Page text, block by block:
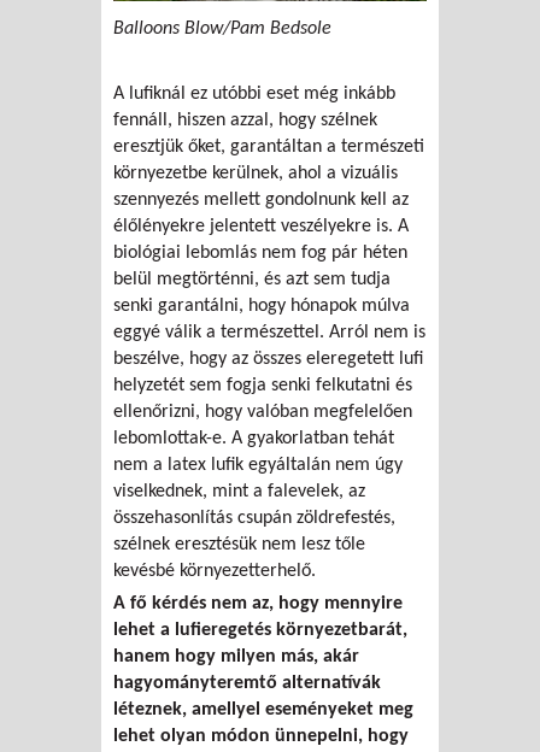
Balloons Blow/Pam Bedsole
A lufiknál ez utóbbi eset még inkább
fennáll, hiszen azzal, hogy szélnek
eresztjük őket, garantáltan a természeti
környezetbe kerülnek, ahol a vizuális
szennyezés mellett gondolnunk kell az
élőlényekre jelentett veszélyekre is. A
biológiai lebomlás nem fog pár héten
belül megtörténni, és azt sem tudja
senki garantálni, hogy hónapok múlva
eggyé válik a természettel. Arról nem is
beszélve, hogy az összes eleregetett lufi
helyzetét sem fogja senki felkutatni és
ellenőrizni, hogy valóban megfelelően
lebomlottak-e. A gyakorlatban tehát
nem a latex lufik egyáltalán nem úgy
viselkednek, mint a falevelek, az
összehasonlítás csupán zöldrefestés,
szélnek eresztésük nem lesz tőle
kevésbé környezetterhelő.
A fő kérdés nem az, hogy mennyire
lehet a lufieregetés környezetbarát,
hanem hogy milyen más, akár
hagyományteremtő alternatívák
léteznek, amellyel eseményeket meg
lehet olyan módon ünnepelni, hogy